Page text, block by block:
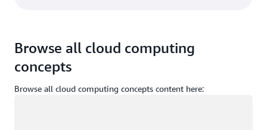
Browse all cloud computing
concepts
Browse all cloud computing concepts content here: